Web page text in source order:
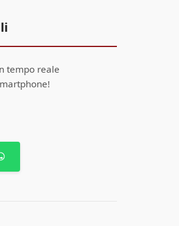
tempo reale